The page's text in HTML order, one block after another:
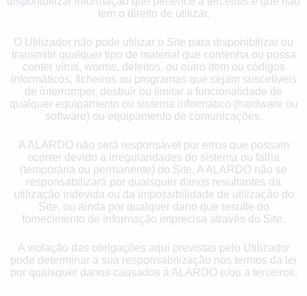
tem o direito de utilizar.
O Utilizador não pode utilizar o Site para disponibilizar ou
transmitir qualquer tipo de material que contenha ou possa
conter vírus, worms, defeitos, ou outro item ou códigos
informáticos, ficheiros ou programas que sejam suscetíveis
de interromper, destruir ou limitar a funcionalidade de
qualquer equipamento ou sistema informático (hardware ou
software) ou equipamento de comunicações.
A ALARDO não será responsável por erros que possam
ocorrer devido a irregularidades do sistema ou falha
(temporária ou permanente) do Site. A ALARDO não se
responsabilizará por quaisquer danos resultantes da
utilização indevida ou da impossibilidade de utilização do
Site, ou ainda por qualquer dano que resulte do
fornecimento de informação imprecisa através do Site.
A violação das obrigações aqui previstas pelo Utilizador
pode determinar a sua responsabilização nos termos da lei
por quaisquer danos causados à ALARDO e/ou a terceiros.